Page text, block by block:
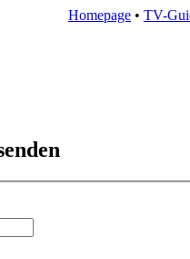
Homepage • TV-